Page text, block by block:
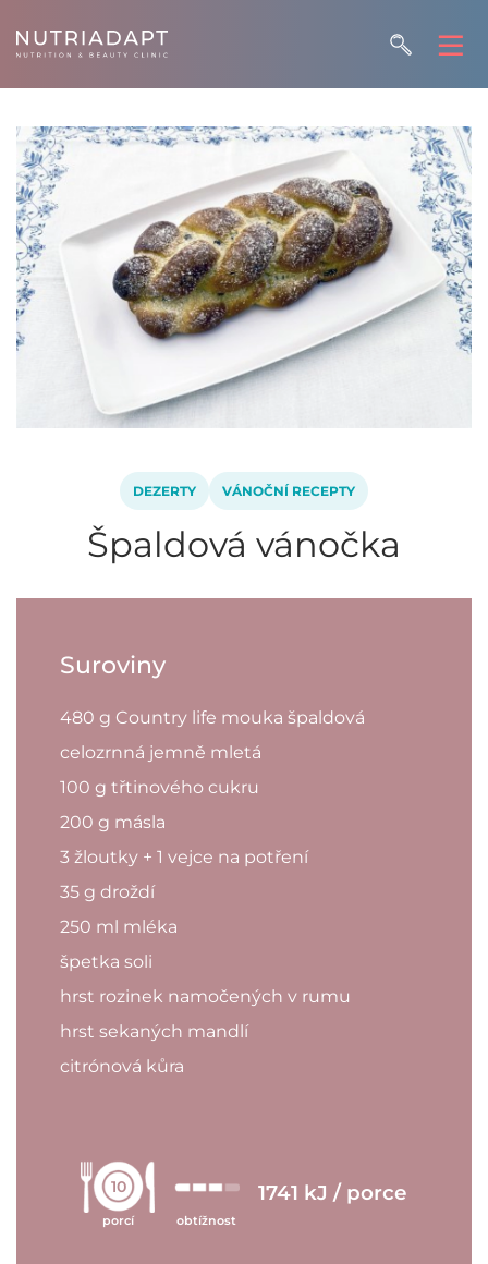
DEZERTY VÁNOČNÍ RECEPTY
Špaldová vánočka
Suroviny
480 g Country life mouka špaldová
celozrnná jemně mletá
100 g třtinového cukru
200 g másla
3 žloutky + 1 vejce na potření
35 g droždí
250 ml mléka
špetka soli
hrst rozinek namočených v rumu
hrst sekaných mandlí
citrónová kůra
10
porcí obtížnost
1741 kJ / porce